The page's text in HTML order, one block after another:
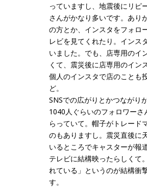
っていますし、地震後にリピ
さんがかなり多いです。あり
の方とか、インスタをフォロ
レビを見てくれたり。インス
いました。でも、店専用のイ
くて、震災後に店専用のイン
個人のインスタで店のことも
ど。
SNSでの広がりとかつながり
1040人ぐらいのフォロワーさ
らっていて。帽子がトレード
のもありますし。震災直後に
いるところでキャスターが報
テレビに結構映ったらしくて
れている」というのが結構衝
す。